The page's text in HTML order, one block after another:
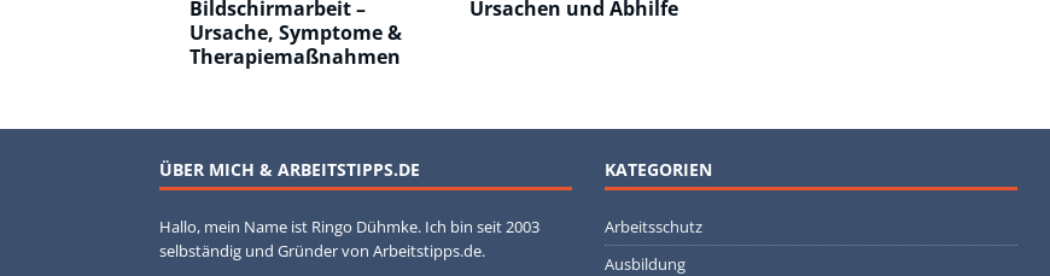
Bildschirmarbeit –
Ursache, Symptome &
Therapiemaßnahmen
Ursachen und Abhilfe
ÜBER MICH & ARBEITSTIPPS.DE
Hallo, mein Name ist Ringo Dühmke. Ich bin seit 2003
selbständig und Gründer von Arbeitstipps.de.
KATEGORIEN
Arbeitsschutz
Ausbildung